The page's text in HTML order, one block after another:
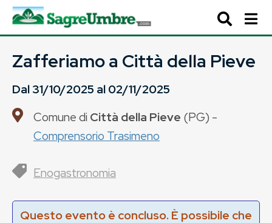
Zafferiamo a Città della Pieve
Dal31/10/2025 al02/11/2025
Comune di Città della Pieve (PG) -
Comprensorio Trasimeno
Enogastronomia
Questo evento è concluso. È possibile che